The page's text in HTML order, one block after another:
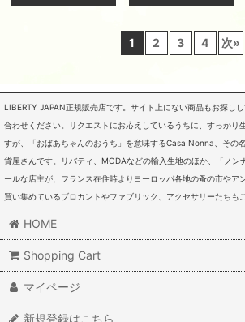
1 2 3 4 次»
LIBERTY JAPAN正規販売店です。サイト上にない商品もお探し
合わせください。リクエストにお応えしているうちに、すっかり
すが、「おばあちゃんのおうち」を意味するCasa Nonna、その
貨屋さんです。リバティ、MODAなどの輸入生地のほか、「ノン
ールな店主が、フランス在住時よりヨーロッパ各地の蚤の市やア
買い集めているブロカントやファブリック、アクセサリーたちも
HOME
Shopping Cart
マイページ
新規登録はこちら